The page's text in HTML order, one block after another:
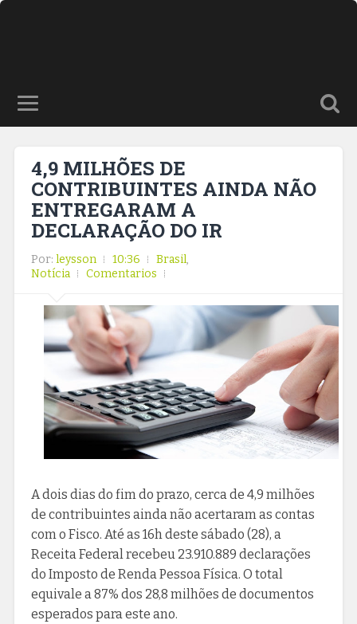
4,9 MILHÕES DE
CONTRIBUINTES AINDA NÃO
ENTREGARAM A
DECLARAÇÃO DO IR
Por: leysson 10:36 Brasil,
Notícia
Comentarios
A dois dias do fim do prazo, cerca de 4,9 milhões
de contribuintes ainda não acertaram as contas
com o Fisco. Até as 16h deste sábado (28), a
Receita Federal recebeu 23.910.889 declarações
do Imposto de Renda Pessoa Física. O total
equivale a 87% dos 28,8 milhões de documentos
esperados para este ano.